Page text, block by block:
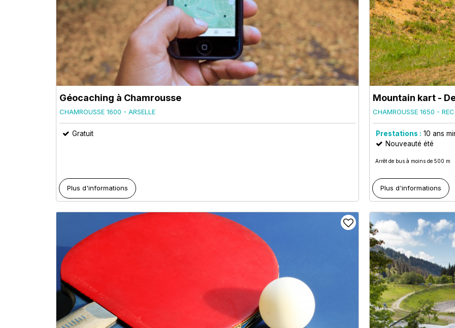
Géocaching à Chamrousse
CHAMROUSSE 1600 - ARSELLE
Gratuit
Plus d'informations
Mountain kart -
CHAMROUSSE 1650 -
Prestations : 10 ans
Nouveauté été
Arrêt de bus à moins de 500 m
Plus d'informations